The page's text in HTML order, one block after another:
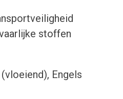
stoffen
Engels